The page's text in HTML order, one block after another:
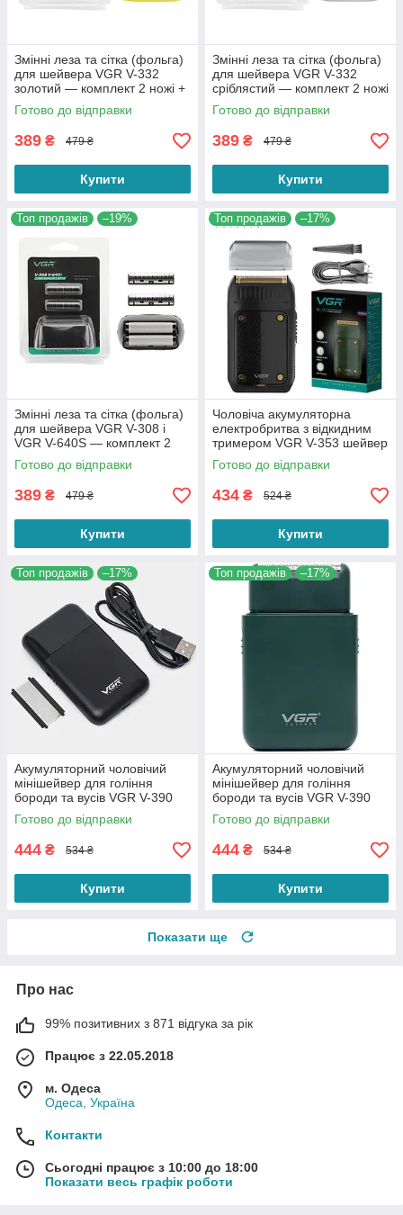
Змінні леза та сітка (фольга)
для шейвера VGR V-332
золотий — комплект 2 ножі +
захисна сітка Foil Shaver
Parts
Готово до відправки
389 ₴ 479 ₴
Купити
Змінні леза та сітка (фольга)
для шейвера VGR V-332
сріблястий — комплект 2 ножі
+ захисна сітка Foil Shaver
Parts
Готово до відправки
389 ₴ 479 ₴
Купити
Топ продажів –19%
Змінні леза та сітка (фольга)
для шейвера VGR V-308 і
VGR V-640S — комплект 2
ножі + захисна сіточка Foil
Shaver Parts
Готово до відправки
389 ₴ 479 ₴
Купити
Топ продажів –17%
Чоловіча акумуляторна
електробритва з відкидним
тримером VGR V-353 шейвер
для гоління бороди та вусів
Готово до відправки
434 ₴ 524 ₴
Купити
Топ продажів –17%
Акумуляторний чоловічий
мінішейвер для гоління
бороди та вусів VGR V-390
для ідеальної гладкості Black
Готово до відправки
444 ₴ 534 ₴
Купити
Топ продажів –17%
Акумуляторний чоловічий
мінішейвер для гоління
бороди та вусів VGR V-390
для ідеальної гладкості
Green
Готово до відправки
444 ₴ 534 ₴
Купити
Показати ще
Про нас
99% позитивних з 871 відгука за рік
Працює з 22.05.2018
м. Одеса
Одеса, Україна
Контакти
Сьогодні працює з 10:00 до 18:00
Показати весь графік роботи